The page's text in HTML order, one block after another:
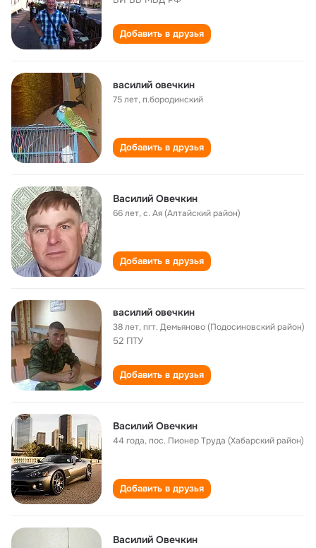
Добавить в друзья
василий овечкин
75 лет,п.бородинский
Добавить в друзья
Василий Овечкин
66 лет,с. Ая (Алтайский район)
Добавить в друзья
василий овечкин
38 лет,пгт. Демьяново (Подосиновский район)
52 ПТУ
Добавить в друзья
Василий Овечкин
44 года,пос. Пионер Труда (Хабарский район)
Добавить в друзья
Василий Овечкин